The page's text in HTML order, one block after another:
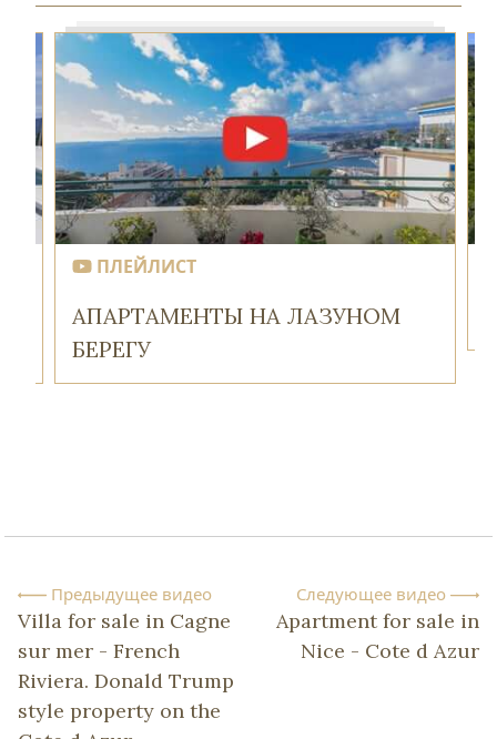
ПЛЕЙЛИСТ
АПАРТАМЕНТЫ НА ЛАЗУНОМ
БЕРЕГУ
Предыдущее видео
Villa for sale in Cagne
sur mer - French
Riviera. Donald Trump
style property on the
Следующее видео
Apartment for sale in
Nice - Cote d Azur